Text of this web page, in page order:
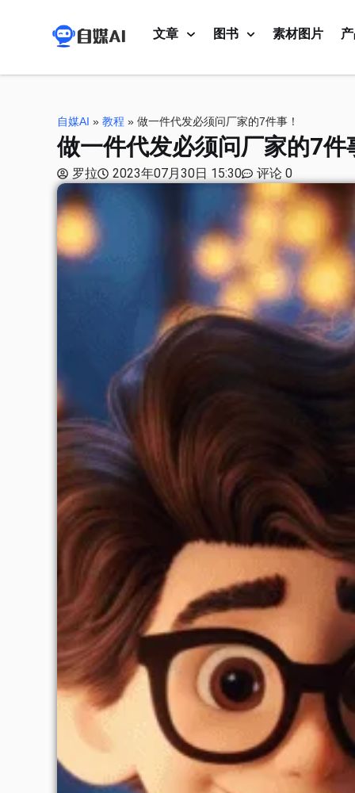
文章 图书 素材图片
自媒AI » 教程 » 做一件代发必须问厂家的7件事！
做一件代发必须问厂家的7件
罗拉 2023年07月30日 15:30 评论 0